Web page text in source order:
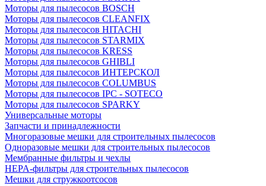
Моторы для пылесосов BOSCH
Моторы для пылесосов CLEANFIX
Моторы для пылесосов HITACHI
Моторы для пылесосов STARMIX
Моторы для пылесосов KRESS
Моторы для пылесосов GHIBLI
Моторы для пылесосов ИНТЕРСКОЛ
Моторы для пылесосов COLUMBUS
Моторы для пылесосов IPC - SOTECO
Моторы для пылесосов SPARKY
Универсальные моторы
Запчасти и принадлежности
Многоразовые мешки для строительных пылесосов
Одноразовые мешки для строительных пылесосов
Мембранные фильтры и чехлы
HEPA-фильтры для строительных пылесосов
Мешки для стружкоотсосов